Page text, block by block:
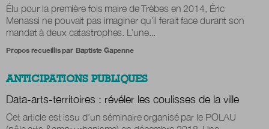
Élu pour la première fois maire de Trèbes en 2014, Éric
Menassi ne pouvait pas imaginer qu’il ferait face durant son
mandat à deux catastrophes. L’une...
Propos recueillis par Baptiste Gapenne
ANTICIPATIONS PUBLIQUES
Data-arts-territoires : révéler les coulisses de la ville
Cet article est issu d’un séminaire organisé par le POLAU